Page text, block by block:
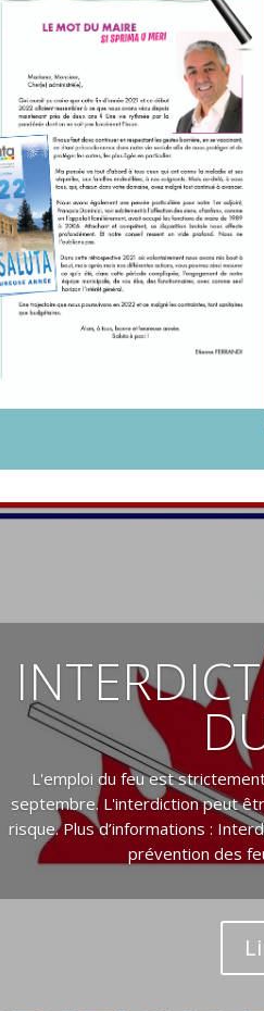
L'emploi du feu est
septembre. L'interdiction peut
risque. Plus d’informations :
prévention des